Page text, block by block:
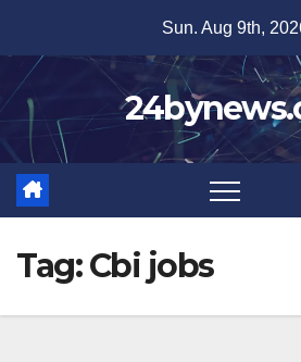
content
Sun. Aug 9th,
Tag:Cbi jobs